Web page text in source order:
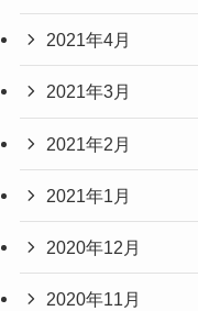
2021年4月
2021年3月
2021年2月
2021年1月
2020年12月
2020年11月